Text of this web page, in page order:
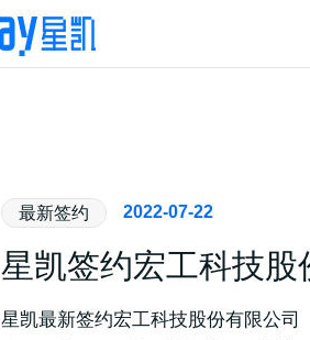
最新签约 2022-07-22
星凯签约宏工科技股
星凯最新签约宏工科技股份有限公